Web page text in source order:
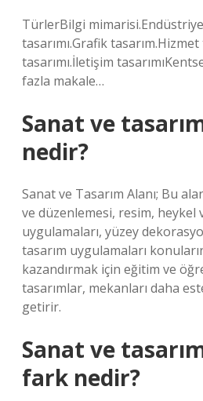
TürlerBilgi
tasarımı.Grafik tasarım.Hizmet
tasarımı.İletişim
fazla makale…
Sanat ve
nedir?
Sanat ve Tasarım Alanı; Bu
ve düzenlemesi, resim, heykel
uygulamaları, yüzey
tasarım uygulamaları
kazandırmak için eğitim ve
tasarımlar, mekanları daha
getirir.
Sanat ve
fark nedir?